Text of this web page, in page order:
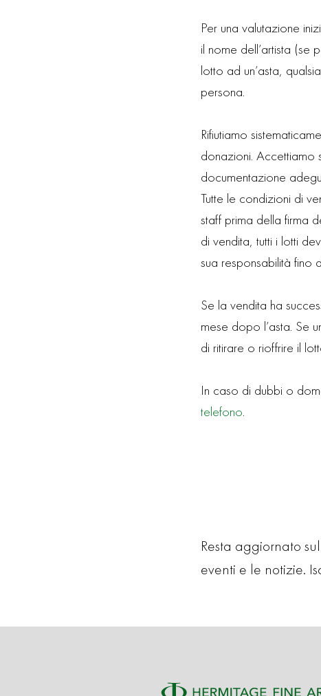
Per una valutazione
il nome dell’artista (se
lotto ad un’asta,
persona.
Rifiutiamo
donazioni. Accettiamo
documentazione
Tutte le condizioni di
staff prima della firma
di vendita, tutti i lotti
sua responsabilità fino
Se la vendita ha
mese dopo l’asta. Se
di ritirare o rioffrire il
In caso di dubbi o
telefono.
Resta aggiornato
eventi e le notizie.